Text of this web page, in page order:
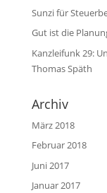
Sunzi für
Gut ist die
Kanzleifunk 29:
Thomas Späth
Archiv
März 2018
Februar 2018
Juni 2017
Januar 2017